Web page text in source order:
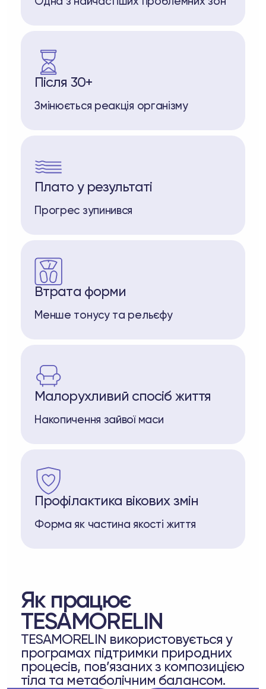
Після 30+
Змінюється реакція організму
Плато у результаті
Прогрес зупинився
Втрата форми
Менше тонусу та рельєфу
Малорухливий спосіб життя
Накопичення зайвої маси
Профілактика вікових змін
Форма як частина якості життя
Як працює
TESAMORELIN
TESAMORELIN використовується у
програмах підтримки природних
процесів, пов’язаних з композицією
тіла та метаболічним балансом.